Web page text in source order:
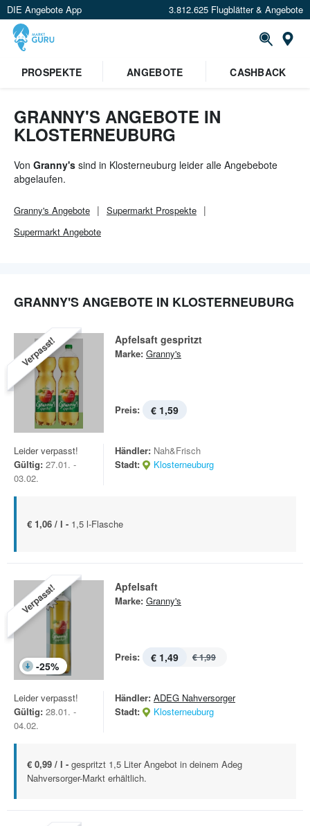
DIE Angebote App 3.812.625 Flugblätter & Angebote
Standort festlegen
PROSPEKTE ANGEBOTE CASHBACK
GRANNY'S ANGEBOTE IN
KLOSTERNEUBURG
Von Granny's sind in Klosterneuburg leider alle Angebebote
abgelaufen.
Granny's Angebote Supermarkt Prospekte
Supermarkt Angebote
GRANNY'S ANGEBOTE IN KLOSTERNEUBURG
Verpasst! Apfelsaft gespritzt
Marke: Granny's
Preis: € 1,59
Leider verpasst!
Gültig: 27.01. -
03.02.
Händler: Nah&Frisch
Stadt:
Klosterneuburg
€ 1,06 / l - 1,5 l-Flasche
Verpasst!
-25%
Apfelsaft
Marke: Granny's
Preis: € 1,49 € 1,99
Leider verpasst!
Gültig: 28.01. -
04.02.
Händler: ADEG Nahversorger
Stadt:
Klosterneuburg
€ 0,99 / l - gespritzt 1,5 Liter Angebot in deinem Adeg
Nahversorger-Markt erhältlich.